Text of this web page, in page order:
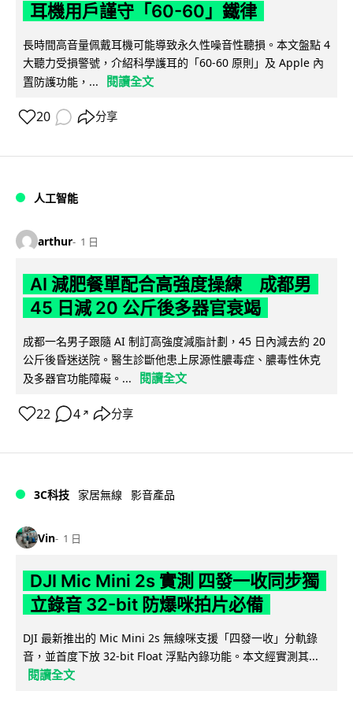
耳機用戶謹守「60-60」鐵律
長時間高音量佩戴耳機可能導致永久性噪音性聽損。本文盤點 4
大聽力受損警號，介紹科學護耳的「60-60 原則」及 Apple 內
置防護功能，...
閱讀全文
20 分享
人工智能
arthur 1 日
AI 減肥餐單配合高強度操練 成都男
45 日減 20 公斤後多器官衰竭
成都一名男子跟隨 AI 制訂高強度減脂計劃，45 日內減去約 20
公斤後昏迷送院。醫生診斷他患上尿源性膿毒症、膿毒性休克
及多器官功能障礙。...
閱讀全文
22 4 ↗ 分享
3C科技 家居無線 影音產品
Vin 1 日
DJI Mic Mini 2s 實測 四發一收同步獨
立錄音 32-bit 防爆咪拍片必備
DJI 最新推出的 Mic Mini 2s 無線咪支援「四發一收」分軌錄
音，並首度下放 32-bit Float 浮點內錄功能。本文經實測其...
閱讀全文